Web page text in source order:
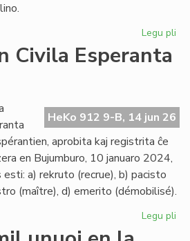
Legu pli
Civila Esperanta
HeKo 912 9-B, 14 jun 26
aprobita kaj registrita ĉe
en Bujumburo, 10 januaro 2024,
a) rekruto (recrue), b) pacisto
(maître), d) emerito (démobilisé).
Legu pli